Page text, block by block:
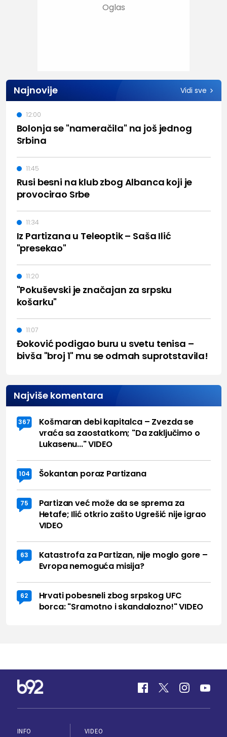
Najnovije Vidi sve
Bolonja se "nameračila" na još jednog
Srbina
12:00
Rusi besni na klub zbog Albanca koji je
provocirao Srbe
11:45
Iz Partizana u Teleoptik – Saša Ilić
"presekao"
11:34
"Pokuševski je značajan za srpsku
košarku"
11:20
Đoković podigao buru u svetu tenisa –
bivša "broj 1" mu se odmah suprotstavila!
11:07
Najviše komentara
367
Košmaran debi kapitalca – Zvezda se
vraća sa zaostatkom; "Da zaključimo o
Lukasenu..." VIDEO
104 Šokantan poraz Partizana
75
Partizan već može da se sprema za
Hetafe; Ilić otkrio zašto Ugrešić nije igrao
VIDEO
63
Katastrofa za Partizan, nije moglo gore –
Evropa nemoguća misija?
62
Hrvati pobesneli zbog srpskog UFC
borca: "Sramotno i skandalozno!" VIDEO
INFO
VIDEO